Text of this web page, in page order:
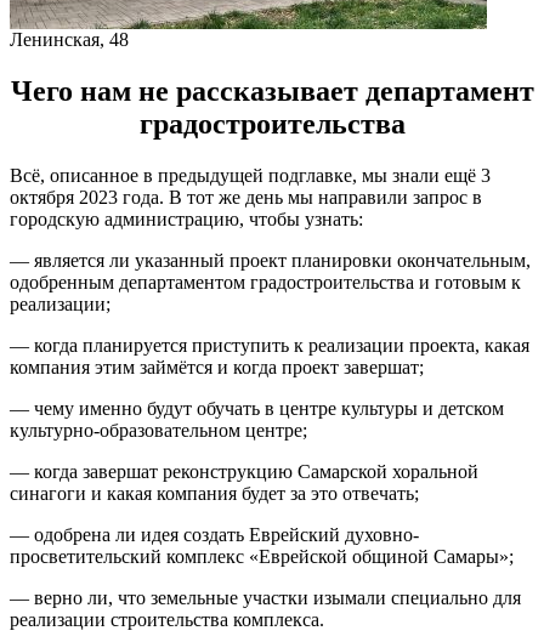
Ленинская, 48
Чего нам не рассказывает департамент
градостроительства
Всё, описанное в предыдущей подглавке, мы знали ещё 3
октября 2023 года. В тот же день мы направили запрос в
городскую администрацию, чтобы узнать:
— является ли указанный проект планировки окончательным,
одобренным департаментом градостроительства и готовым к
реализации;
— когда планируется приступить к реализации проекта, какая
компания этим займётся и когда проект завершат;
— чему именно будут обучать в центре культуры и детском
культурно-образовательном центре;
— когда завершат реконструкцию Самарской хоральной
синагоги и какая компания будет за это отвечать;
— одобрена ли идея создать Еврейский духовно-
просветительский комплекс «Еврейской общиной Самары»;
— верно ли, что земельные участки изымали специально для
реализации строительства комплекса.